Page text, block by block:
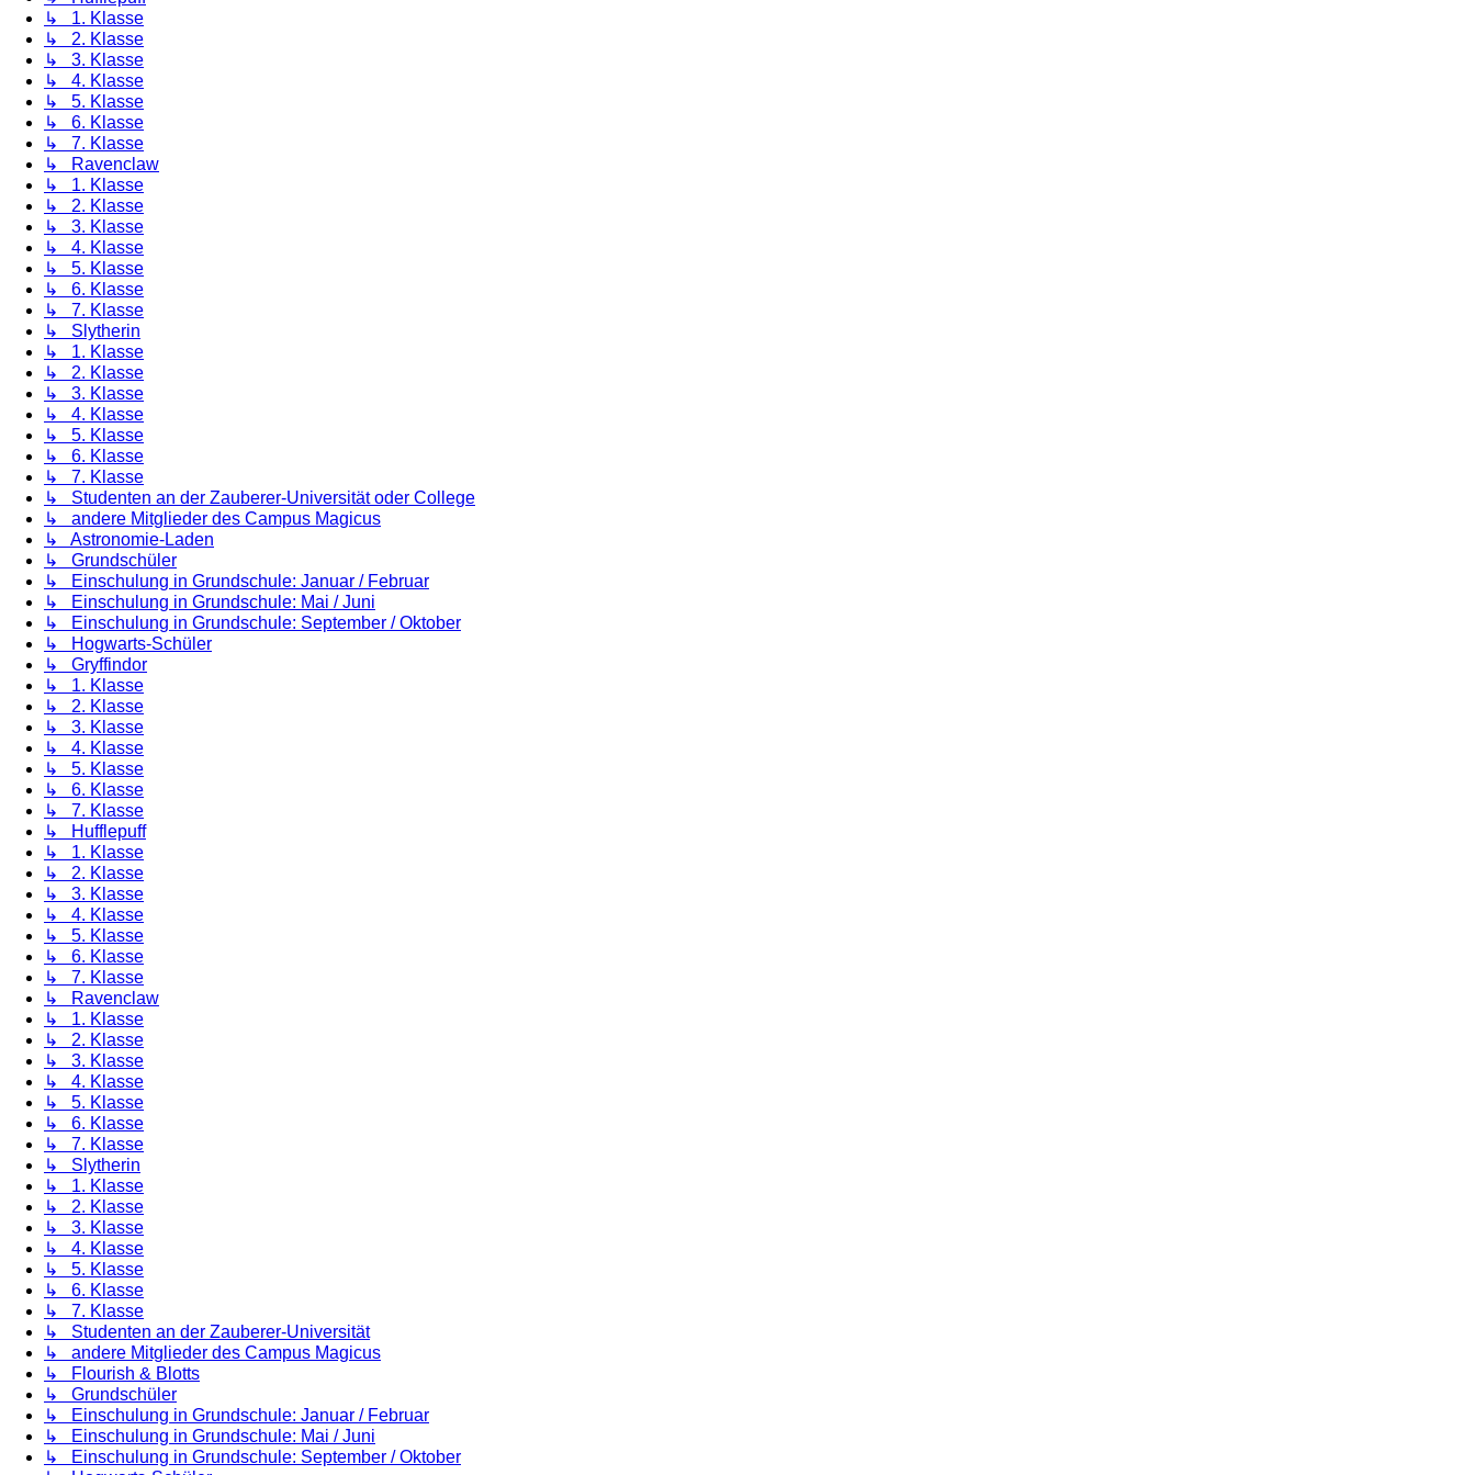
↳ 1. Klasse
↳ 2. Klasse
↳ 3. Klasse
↳ 4. Klasse
↳ 5. Klasse
↳ 6. Klasse
↳ 7. Klasse
↳ Ravenclaw
↳ 1. Klasse
↳ 2. Klasse
↳ 3. Klasse
↳ 4. Klasse
↳ 5. Klasse
↳ 6. Klasse
↳ 7. Klasse
↳ Slytherin
↳ 1. Klasse
↳ 2. Klasse
↳ 3. Klasse
↳ 4. Klasse
↳ 5. Klasse
↳ 6. Klasse
↳ 7. Klasse
↳ Studenten an der Zauberer-Universität oder College
↳ andere Mitglieder des Campus Magicus
↳ Astronomie-Laden
↳ Grundschüler
↳ Einschulung in Grundschule: Januar / Februar
↳ Einschulung in Grundschule: Mai / Juni
↳ Einschulung in Grundschule: September / Oktober
↳ Hogwarts-Schüler
↳ Gryffindor
↳ 1. Klasse
↳ 2. Klasse
↳ 3. Klasse
↳ 4. Klasse
↳ 5. Klasse
↳ 6. Klasse
↳ 7. Klasse
↳ Hufflepuff
↳ 1. Klasse
↳ 2. Klasse
↳ 3. Klasse
↳ 4. Klasse
↳ 5. Klasse
↳ 6. Klasse
↳ 7. Klasse
↳ Ravenclaw
↳ 1. Klasse
↳ 2. Klasse
↳ 3. Klasse
↳ 4. Klasse
↳ 5. Klasse
↳ 6. Klasse
↳ 7. Klasse
↳ Slytherin
↳ 1. Klasse
↳ 2. Klasse
↳ 3. Klasse
↳ 4. Klasse
↳ 5. Klasse
↳ 6. Klasse
↳ 7. Klasse
↳ Studenten an der Zauberer-Universität
↳ andere Mitglieder des Campus Magicus
↳ Flourish & Blotts
↳ Grundschüler
↳ Einschulung in Grundschule: Januar / Februar
↳ Einschulung in Grundschule: Mai / Juni
↳ Einschulung in Grundschule: September / Oktober